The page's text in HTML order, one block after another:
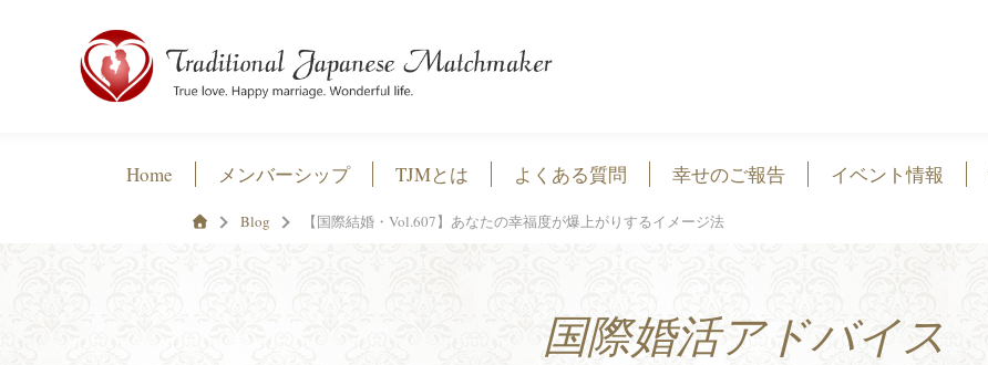
Home メンバーシップ TJMとは よくある質問 幸せのご報告 イベント情報
Blog 【国際結婚・Vol.607】あなたの幸福度が爆上がりするイメージ法
国際婚活アドバイス